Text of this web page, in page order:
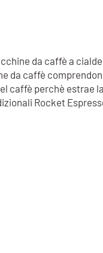
da caffè a
da caffè
perchè estrae
Rocket